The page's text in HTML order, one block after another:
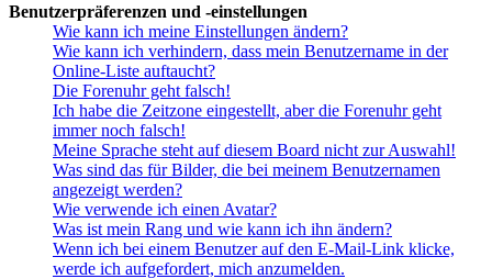
Benutzerpräferenzen und -einstellungen
Wie kann ich meine Einstellungen ändern?
Wie kann ich verhindern, dass mein Benutzername in der
Online-Liste auftaucht?
Die Forenuhr geht falsch!
Ich habe die Zeitzone eingestellt, aber die Forenuhr geht
immer noch falsch!
Meine Sprache steht auf diesem Board nicht zur Auswahl!
Was sind das für Bilder, die bei meinem Benutzernamen
angezeigt werden?
Wie verwende ich einen Avatar?
Was ist mein Rang und wie kann ich ihn ändern?
Wenn ich bei einem Benutzer auf den E-Mail-Link klicke,
werde ich aufgefordert, mich anzumelden.